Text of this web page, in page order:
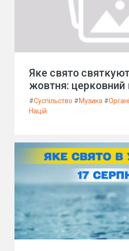
Яке свято
жовтня: церковний
#Суспільство #Музика #
Націй